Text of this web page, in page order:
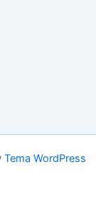
Tema WordPress